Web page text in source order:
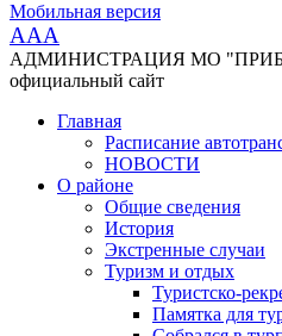
Мобильная версия
AAA
АДМИНИСТРАЦИЯ МО
официальный сайт
Главная
Расписание
НОВОСТИ
О районе
Общие сведения
История
Экстренные случаи
Туризм и отдых
Туристско-
Памятка для